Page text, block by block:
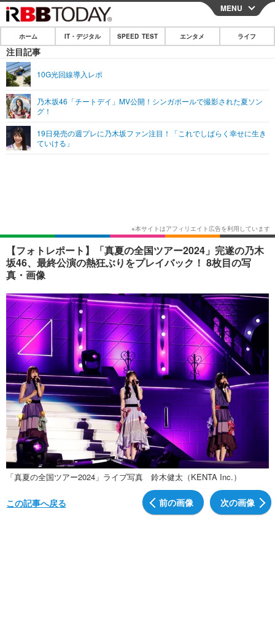
CLOSE
ホーム
IT・デジタル
ショッピング その他
SPEED TEST
エンタメ
エンタメTOP
ショッピング その他
ライフ
MENU
ホーム IT・デジタル SPEED TEST エンタメ ライフ
注目記事
10G光回線導入レポ
乃木坂46「チートデイ」MV公開！シンガポールで撮影された夏ソン
グ！
19日発売の週プレに乃木坂ファン注目！「これでしばらく幸せに生き
ていける」
【フォトレポート】「真夏の全国ツアー2024」完遂の乃木
坂46、最終公演の熱狂ぶりをプレイバック！ 8枚目の写
真・画像
「真夏の全国ツアー2024」ライブ写真 鈴木健太（KENTA Inc.）
前の画像 次の画像
この記事へ戻る